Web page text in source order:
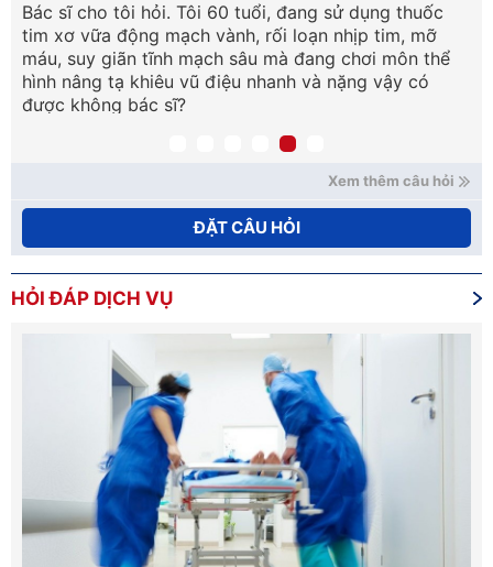
Bác sĩ cho tôi hỏi. Tôi 60 tuổi, đang sử dụng thuốc
tim xơ vữa động mạch vành, rối loạn nhịp tim, mỡ
máu, suy giãn tĩnh mạch sâu mà đang chơi môn thể
hình nâng tạ khiêu vũ điệu nhanh và nặng vậy có
được không bác sĩ?
Xem thêm câu hỏi
ĐẶT CÂU HỎI
HỎI ĐÁP DỊCH VỤ